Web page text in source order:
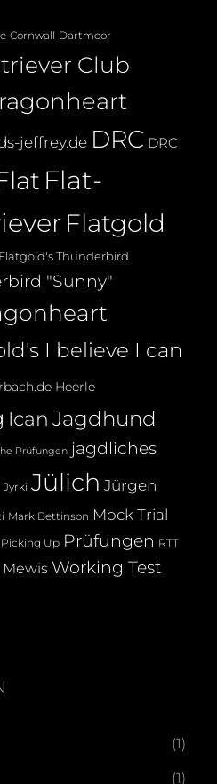
Cornwall Dartmoor
Club
jeffrey.de DRC DRC
Flat-
Flatgold
Flatgold's Thunderbird
"Sunny"
I believe I can
Heerle
Ican Jagdhund
Prüfungen jagdliches
Jyrki Jülich Jürgen
Mark Bettinson Mock Trial
Picking Up Prüfungen RTT
Mewis Working Test
(1)
(1)